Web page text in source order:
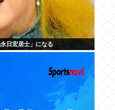
日宏居士」になる